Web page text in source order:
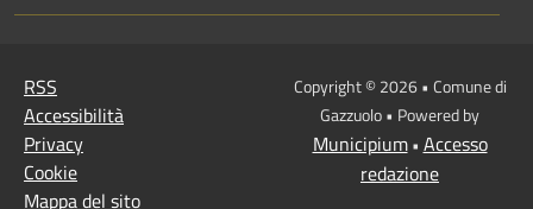
RSS
Accessibilità
Privacy
Cookie
Mappa del sito
Copyright © 2026 • Comune di
Gazzuolo • Powered by
Municipium• Accesso
redazione